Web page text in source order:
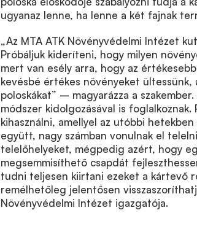
ugyanaz lenne, ha lenne a két fajnak
„Az MTA ATK Növényvédelmi Intézet
Próbáljuk kideríteni, hogy milyen
mert van esély arra, hogy az
kevésbé értékes növényeket
poloskákat” – magyarázza a
módszer kidolgozásával is
kihasználni, amellyel az utóbbi
együtt, nagy számban vonulnak el
telelőhelyeket, mégpedig azért, hogy
megsemmisíthető csapdát
tudni teljesen kiirtani ezeket a kártevő
remélhetőleg jelentősen
Növényvédelmi Intézet igazgatója.